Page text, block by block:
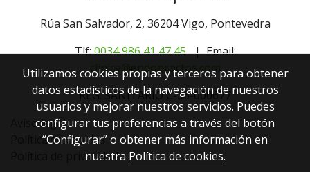
Rúa San Salvador, 2, 36204 Vigo, Pontevedra
Tlf:0034 986 41 47 45| Email:
clinica@endoproctos.com
REG. SANITARIO C-36-000677
Aviso legal
Política de cookies
Política de privacidad
Utilizamos cookies propias y terceros para obtener
datos estadísticos de la navegación de nuestros
usuarios y mejorar nuestros servicios. Puedes
configurar tus preferencias a través del botón
“Configurar” o obtener más información en
nuestra Política de cookies.